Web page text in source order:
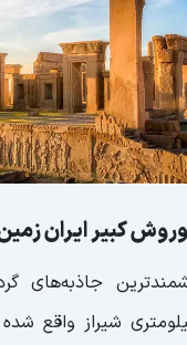
کبیر ایران
جاذبه‌های